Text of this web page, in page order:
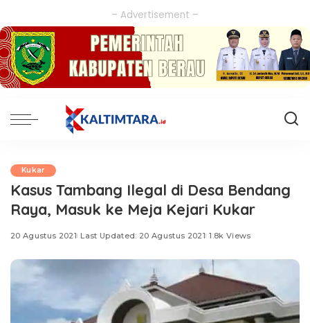
– Advertisement –
Kukar
Kasus Tambang Ilegal di Desa Bendang
Raya, Masuk ke Meja Kejari Kukar
20 Agustus 2021 Last Updated: 20 Agustus 2021 1.8k Views